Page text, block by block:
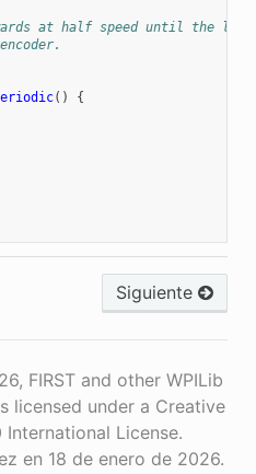
at half speed until the
()
{
Siguiente
FIRST and other WPILib
licensed under a Creative
License.
en 18 de enero de 2026.